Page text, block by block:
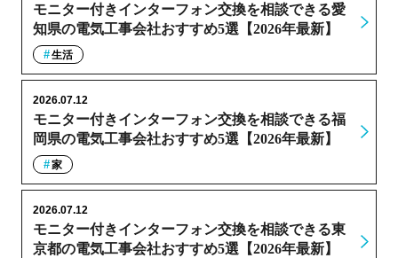
モニター付きインターフォン交換を相談できる愛
知県の電気工事会社おすすめ5選【2026年最新】
生活
モニター付きインターフォン交換を相談できる福
岡県の電気工事会社おすすめ5選【2026年最新】
2026.07.12
家
モニター付きインターフォン交換を相談できる東
京都の電気工事会社おすすめ5選【2026年最新】
2026.07.12